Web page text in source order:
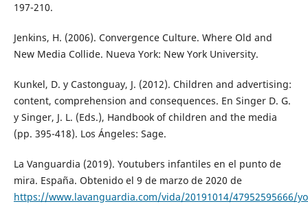
197-210.
Jenkins, H. (2006). Convergence Culture. Where Old and
New Media Collide. Nueva York: New York University.
Kunkel, D. y Castonguay, J. (2012). Children and advertising:
content, comprehension and consequences. En Singer D. G.
y Singer, J. L. (Eds.), Handbook of children and the media
(pp. 395-418). Los Ángeles: Sage.
La Vanguardia (2019). Youtubers infantiles en el punto de
mira. España. Obtenido el 9 de marzo de 2020 de
https://www.lavanguardia.com/vida/20191014/47952595666/